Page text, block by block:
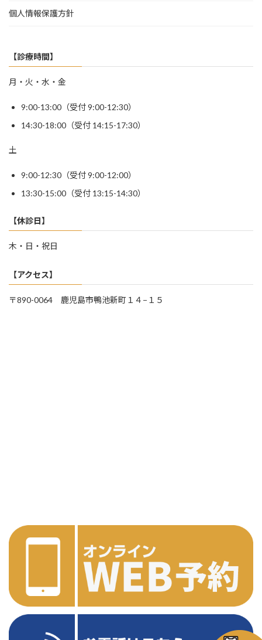
個人情報保護方針
【診療時間】
月・火・水・金
9:00-13:00（受付 9:00-12:30）
14:30-18:00（受付 14:15-17:30）
土
9:00-12:30（受付 9:00-12:00）
13:30-15:00（受付 13:15-14:30）
【休診日】
木・日・祝日
【アクセス】
〒890-0064 鹿児島市鴨池新町１４−１５